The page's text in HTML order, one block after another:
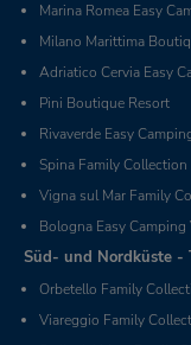
Marina Romea Easy
Milano Marittima
Adriatico Cervia Easy
Pini Boutique Resort
Rivaverde Easy
Spina Family Collection
Vigna sul Mar Family
Bologna Easy Camping
Süd- und Nordküste -
Orbetello Family
Viareggio Family